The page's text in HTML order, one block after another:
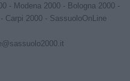
- Modena 2000- Bologna 2000-
- Carpi 2000- SassuoloOnLine